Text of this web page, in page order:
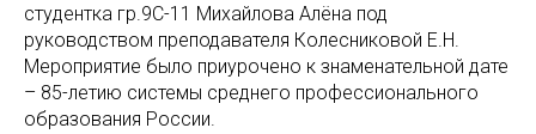
студентка гр.9С-11 Михайлова Алёна под
руководством преподавателя Колесниковой Е.Н.
Мероприятие было приурочено к знаменательной дате
– 85-летию системы среднего профессионального
образования России.